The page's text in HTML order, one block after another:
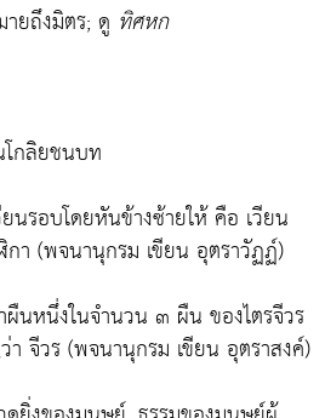
ยถึงมิตร; ดู ทิศหก
กลิยชนบท
นรอบโดยหันข้างซ้ายให้ คือ เวียน
กา (พจนานุกรม เขียน อุตราวัฏฏ์)
ผืนหนึ่งในจำนวน ๓ ผืน ของไตรจีวร
จีวร (พจนานุกรม เขียน อุตราสงค์)